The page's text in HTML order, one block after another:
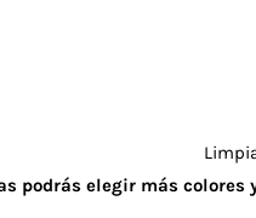
podrás elegir más colores